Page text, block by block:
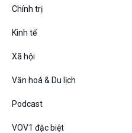
VOV1 đặc biệt
Thanh âm ký sự
Chân dung cuộc sống
Các chương trình đặc biệt
Chính trị
Kinh tế
Xã hội
Văn hoá & Du lịch
Podcast
VOV1 đặc biệt